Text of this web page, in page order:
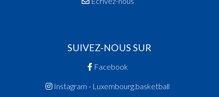
SUIVEZ-NOUS SUR
Facebook
Instagram - Luxembourg.basketball